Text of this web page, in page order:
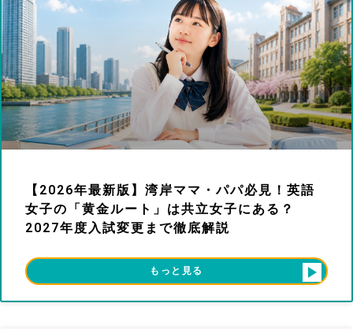
【2026年最新版】湾岸ママ・パパ必見！英語
女子の「黄金ルート」は共立女子にある？
2027年度入試変更まで徹底解説
もっと見る